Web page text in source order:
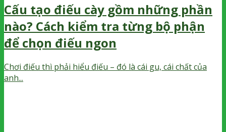
Cấu tạo điếu cày gồm những phần
nào? Cách kiểm tra từng bộ phận
để chọn điếu ngon
Chơi điếu thì phải hiểu điếu – đó là cái gu, cái chất của
anh...